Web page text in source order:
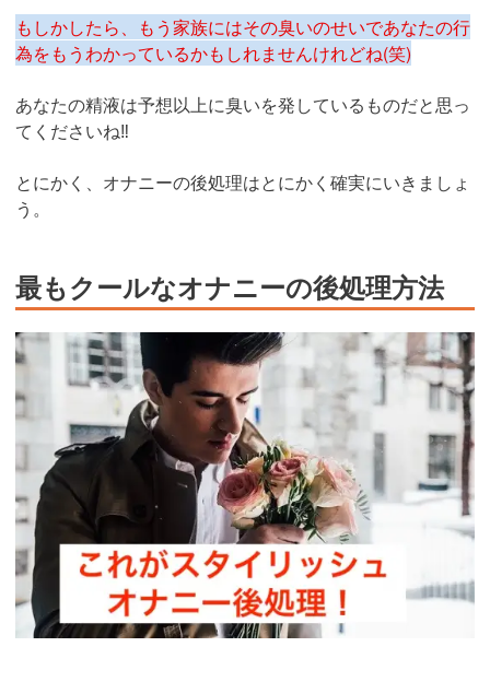
もしかしたら、もう家族にはその臭いのせいであなたの行
為をもうわかっているかもしれませんけれどね(笑)
あなたの精液は予想以上に臭いを発しているものだと思っ
てくださいね‼︎
とにかく、オナニーの後処理はとにかく確実にいきましょ
う。
最もクールなオナニーの後処理方法